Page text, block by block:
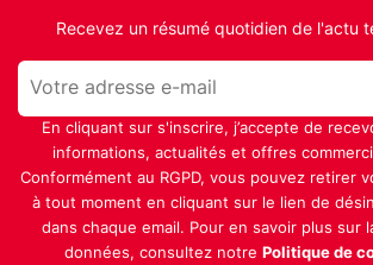
Recevez un résumé quotidien de l'actu
En cliquant sur s'inscrire, j’accepte de
informations, actualités et offres
Conformément au RGPD, vous pouvez retirer
à tout moment en cliquant sur le lien de
dans chaque email. Pour en savoir plus sur
données, consultez notre Politique de